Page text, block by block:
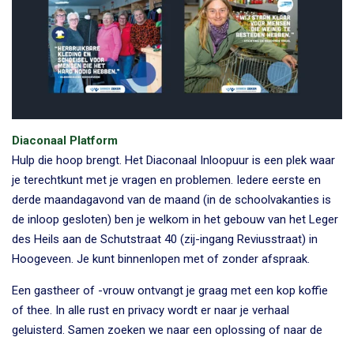
Diaconaal Platform
Hulp die hoop brengt. Het Diaconaal Inloopuur is een plek waar
je terechtkunt met je vragen en problemen. Iedere eerste en
derde maandagavond van de maand (in de schoolvakanties is
de inloop gesloten) ben je welkom in het gebouw van het Leger
des Heils aan de Schutstraat 40 (zij-ingang Reviusstraat) in
Hoogeveen. Je kunt binnenlopen met of zonder afspraak.
Een gastheer of -vrouw ontvangt je graag met een kop koffie
of thee. In alle rust en privacy wordt er naar je verhaal
geluisterd. Samen zoeken we naar een oplossing of naar de